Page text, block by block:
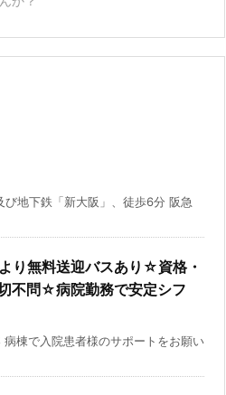
地下鉄「新大阪」、徒歩6分 阪急
り無料送迎バスあり☆資格・
不問☆病院勤務で安定シフ
棟で入院患者様のサポートをお願い